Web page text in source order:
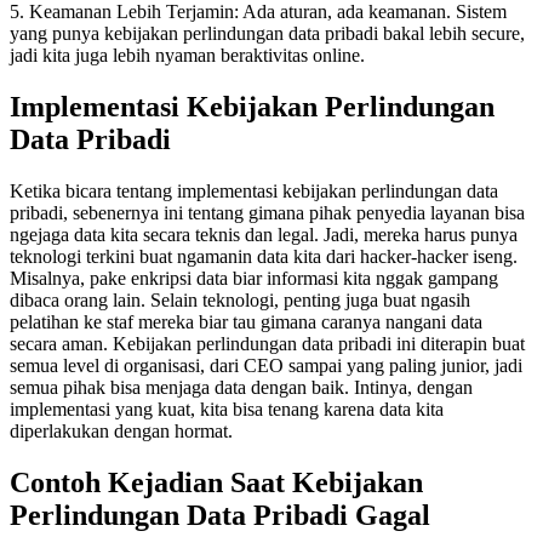
5. Keamanan Lebih Terjamin: Ada aturan, ada keamanan. Sistem
yang punya kebijakan perlindungan data pribadi bakal lebih secure,
jadi kita juga lebih nyaman beraktivitas online.
Implementasi Kebijakan Perlindungan
Data Pribadi
Ketika bicara tentang implementasi kebijakan perlindungan data
pribadi, sebenernya ini tentang gimana pihak penyedia layanan bisa
ngejaga data kita secara teknis dan legal. Jadi, mereka harus punya
teknologi terkini buat ngamanin data kita dari hacker-hacker iseng.
Misalnya, pake enkripsi data biar informasi kita nggak gampang
dibaca orang lain. Selain teknologi, penting juga buat ngasih
pelatihan ke staf mereka biar tau gimana caranya nangani data
secara aman. Kebijakan perlindungan data pribadi ini diterapin buat
semua level di organisasi, dari CEO sampai yang paling junior, jadi
semua pihak bisa menjaga data dengan baik. Intinya, dengan
implementasi yang kuat, kita bisa tenang karena data kita
diperlakukan dengan hormat.
Contoh Kejadian Saat Kebijakan
Perlindungan Data Pribadi Gagal